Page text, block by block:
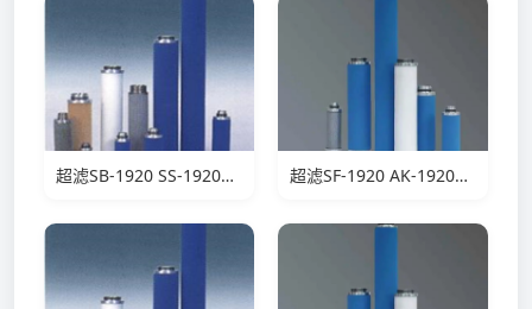
超滤SB-1920 SS-1920滤芯 超滤SF-1920 AK-1920滤芯